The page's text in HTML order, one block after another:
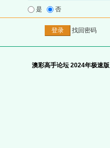
是 否
找回密码
澳彩高手论坛 2024年极速版